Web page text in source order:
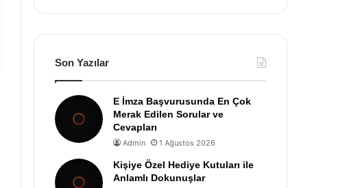
Son Yazılar
E İmza Başvurusunda En Çok
Merak Edilen Sorular ve
Cevapları
Admin 1 Ağustos 2026
Kişiye Özel Hediye Kutuları ile
Anlamlı Dokunuşlar